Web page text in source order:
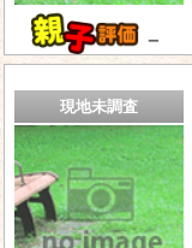
－
現地未調査